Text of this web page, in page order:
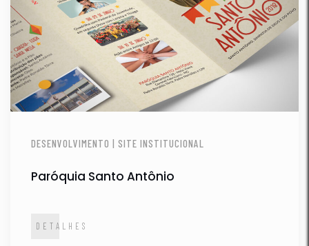
DESENVOLVIMENTO | SITE INSTITUCIONAL
Paróquia Santo Antônio
DETALHES